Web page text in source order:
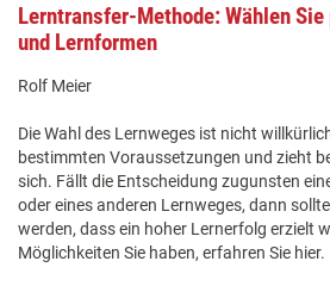
Lerntransfer-Methode: Wählen
und Lernformen
Rolf Meier
Die Wahl des Lernweges ist nicht
bestimmten Voraussetzungen und zieht
sich. Fällt die Entscheidung zugunsten
oder eines anderen Lernweges, dann
werden, dass ein hoher Lernerfolg erzielt
Möglichkeiten Sie haben, erfahren Sie hier.